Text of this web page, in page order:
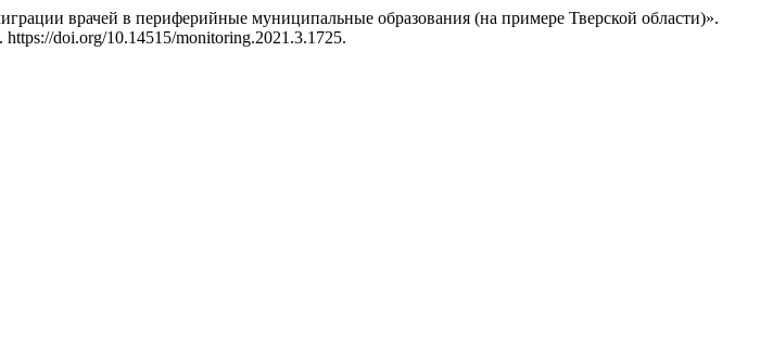
врачей в периферийные муниципальные образования (на примере Тверской области)».
doi.org/10.14515/monitoring.2021.3.1725.